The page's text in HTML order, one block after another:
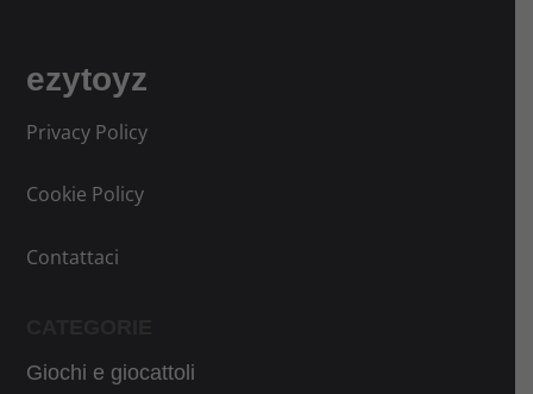
ezytoyz
Privacy Policy
Cookie Policy
Contattaci
Giochi e giocattoli